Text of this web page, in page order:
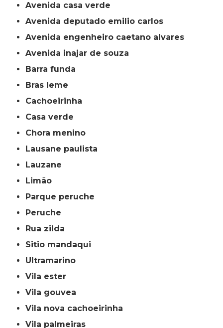
avenida casa verde
avenida deputado emilio carlos
avenida engenheiro caetano alvares
avenida inajar de souza
barra funda
bras leme
cachoeirinha
casa verde
chora menino
lausane paulista
lauzane
limão
parque peruche
peruche
rua zilda
sitio mandaqui
ultramarino
vila ester
vila gouvea
vila nova cachoeirinha
vila palmeiras